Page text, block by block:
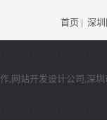
首页 | 深
,网站开发设计公司,深